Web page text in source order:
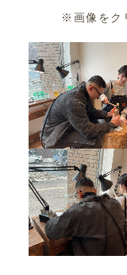
※画像をク